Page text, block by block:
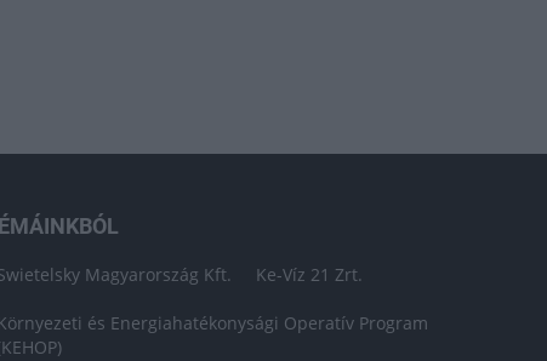
Magyarország Kft. Ke-Víz 21 Zrt.
és Energiahatékonysági Operatív Program